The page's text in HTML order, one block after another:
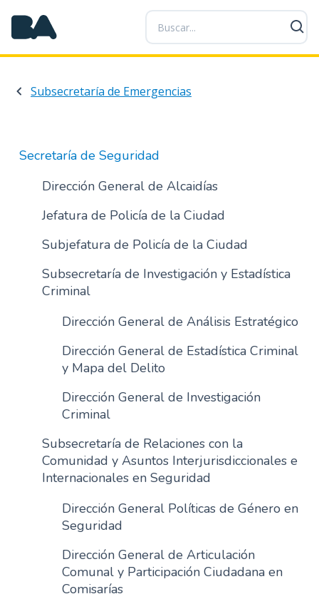
P
a
s
a
a
t
n
d
p
i
c
i
a
Subsecretaría de Emergencias
Secretaría de Seguridad
Dirección General de Alcaidías
Jefatura de Policía de la Ciudad
Subjefatura de Policía de la Ciudad
Subsecretaría de Investigación y Estadística
Criminal
Dirección General de Análisis Estratégico
Dirección General de Estadística Criminal
y Mapa del Delito
Dirección General de Investigación
Criminal
Subsecretaría de Relaciones con la
Comunidad y Asuntos Interjurisdiccionales e
Internacionales en Seguridad
Dirección General Políticas de Género en
Seguridad
Dirección General de Articulación
Comunal y Participación Ciudadana en
Comisarías